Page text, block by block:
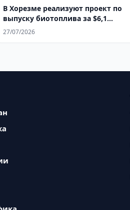
В Хорезме реализуют проект по
выпуску биотоплива за $6,1
млрд.
27/07/2026